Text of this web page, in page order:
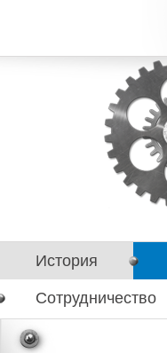
История
Сотрудничество